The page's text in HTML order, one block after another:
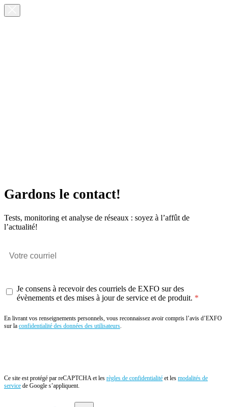
Gardons le contact!
Tests, monitoring et analyse de réseaux : soyez à l’affût de
l’actualité!
Je consens à recevoir des courriels de EXFO sur des
évènements et des mises à jour de service et de produit.
En livrant vos renseignements personnels, vous reconnaissez avoir compris l’avis d’EXFO
sur la confidentialité des données des utilisateurs.
Ce site est protégé par reCAPTCHA et les règles de confidentialité et les modalités de
service de Google s’appliquent.